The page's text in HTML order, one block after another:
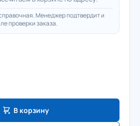
Менеджер подтвердит и
проверки заказа.
В корзину